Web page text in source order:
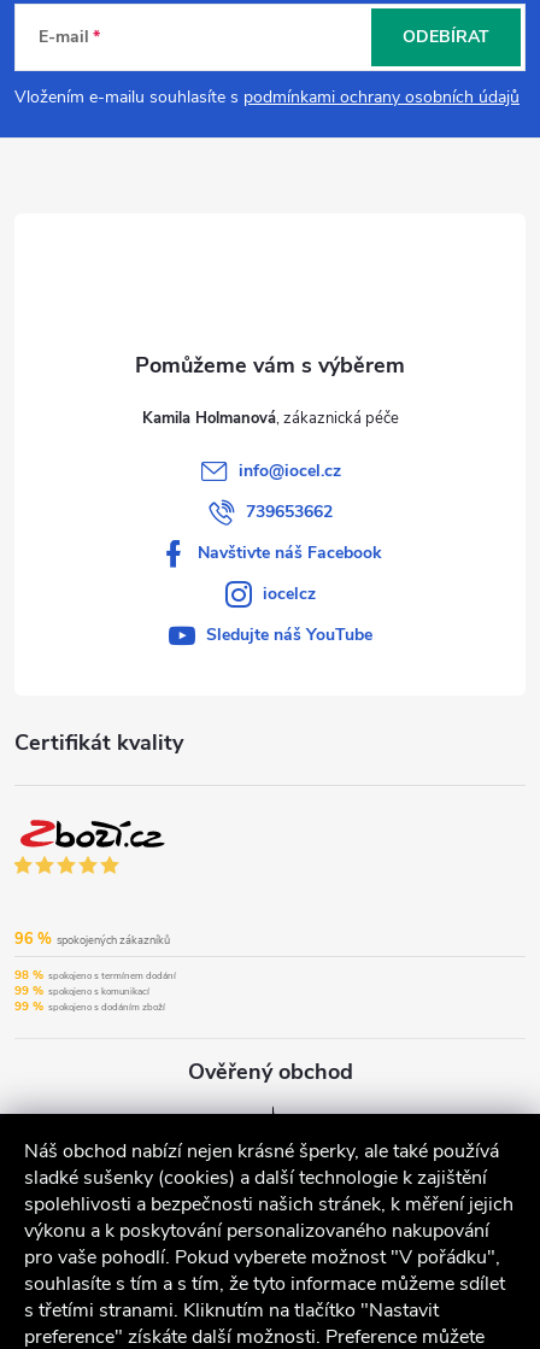
Náš obchod nabízí nejen krásné šperky, ale také používá
sladké sušenky (cookies) a další technologie k zajištění
spolehlivosti a bezpečnosti našich stránek, k měření jejich
výkonu a k poskytování personalizovaného nakupování
pro vaše pohodlí. Pokud vyberete možnost "V pořádku",
souhlasíte s tím a s tím, že tyto informace můžeme sdílet
s třetími stranami. Kliknutím na tlačítko "Nastavit
preference" získáte další možnosti. Preference můžete
p
a
E-mail
Vložením e-mailu souhlasíte s podmínkami ochrany osobních údajů
ODEBÍRAT
Certifikát kvality
96 % spokojených zákazníků
98 % spokojeno s termínem dodání
99 % spokojeno s komunikací
99 % spokojeno s dodáním zboží
Ověřený obchod
Kamila Holmanová
info@iocel.cz
739653662
Navštivte náš Facebook
iocelcz
Sledujte náš YouTube